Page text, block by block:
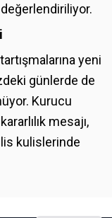
yeni
günlerde de
Kurucu
mesajı,
kulislerinde